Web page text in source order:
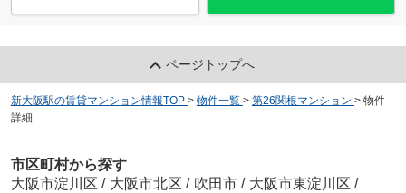
ページトップへ
新大阪駅の賃貸マンション情報TOP > 物件一覧 > 第26関根マンション > 物件
詳細
市区町村から探す
大阪市淀川区 / 大阪市北区 / 吹田市 / 大阪市東淀川区 /